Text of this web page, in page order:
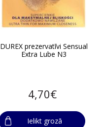
DUREX prezervatīvi Sensual
Extra Lube N3
4,70€
Ielikt grozā